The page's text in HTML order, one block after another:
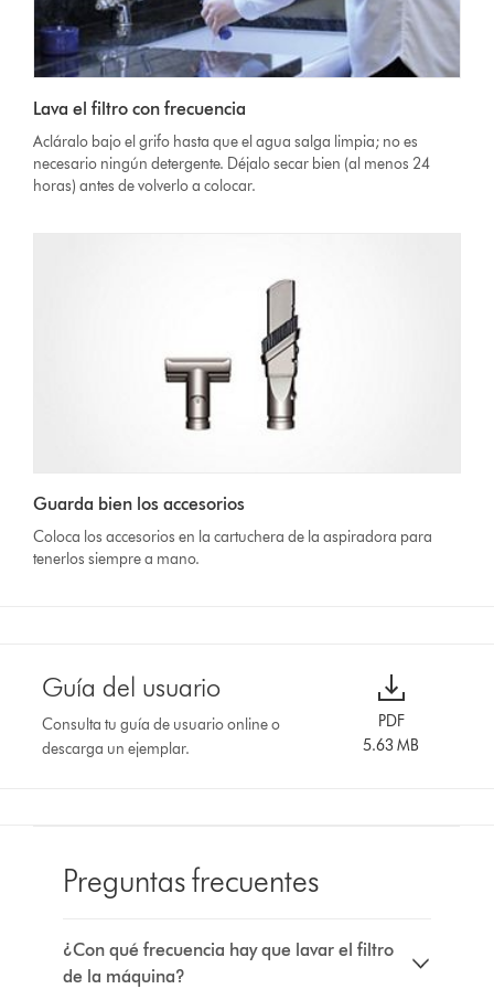
Lava el filtro con frecuencia
Acláralo bajo el grifo hasta que el agua salga limpia; no es
necesario ningún detergente. Déjalo secar bien (al menos 24
horas) antes de volverlo a colocar.
Guarda bien los accesorios
Coloca los accesorios en la cartuchera de la aspiradora para
tenerlos siempre a mano.
Guía del usuario
Consulta tu guía de usuario online o
descarga un ejemplar.
PDF
5.63 MB
Preguntas frecuentes
¿Con qué frecuencia hay que lavar el filtro
de la máquina?